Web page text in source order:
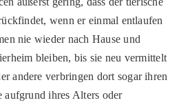
wenn er einmal entlaufen
nie wieder nach Hause und
bleiben, bis sie neu vermittelt
andere verbringen dort sogar ihren
aufgrund ihres Alters oder